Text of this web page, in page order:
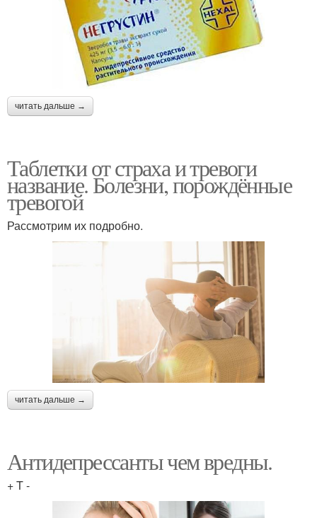
читать дальше →
Таблетки от страха и тревоги
название. Болезни, порождённые
тревогой
Рассмотрим их подробно.
читать дальше →
Антидепрессанты чем вредны.
+ T -